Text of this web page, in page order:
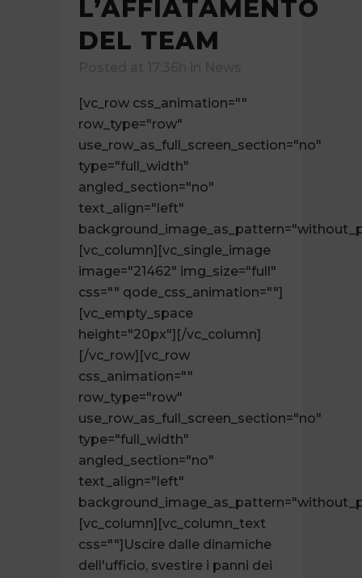
L’AFFIATAMENTO
DEL TEAM
[vc_row css_animation=""
row_type="row"
use_row_as_full_screen_section="no"
type="full_width"
angled_section="no"
text_align="left"
[vc_column][vc_single_image
image="21462" img_size="full"
css="" qode_css_animation=""]
[vc_empty_space
height="20px"][/vc_column]
[/vc_row][vc_row
css_animation=""
row_type="row"
use_row_as_full_screen_section="no"
type="full_width"
angled_section="no"
text_align="left"
[vc_column][vc_column_text
css=""]Uscire dalle dinamiche
dell'ufficio, svestire i panni dei